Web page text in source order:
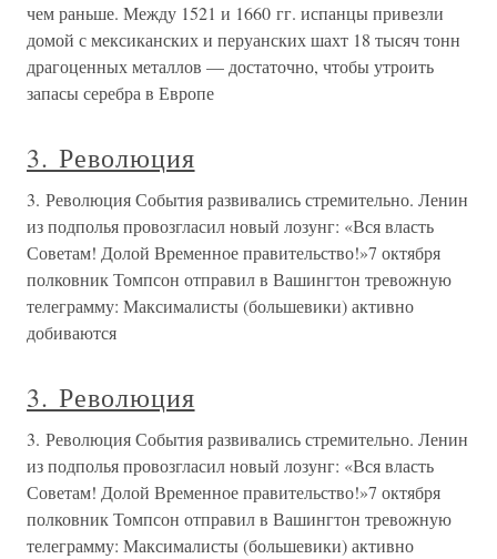
чем раньше. Между 1521 и 1660 гг. испанцы привезли
домой с мексиканских и перуанских шахт 18 тысяч тонн
драгоценных металлов — достаточно, чтобы утроить
запасы серебра в Европе
3. Революция
3. Революция События развивались стремительно. Ленин
из подполья провозгласил новый лозунг: «Вся власть
Советам! Долой Временное правительство!»7 октября
полковник Томпсон отправил в Вашингтон тревожную
телеграмму: Максималисты (большевики) активно
добиваются
3. Революция
3. Революция События развивались стремительно. Ленин
из подполья провозгласил новый лозунг: «Вся власть
Советам! Долой Временное правительство!»7 октября
полковник Томпсон отправил в Вашингтон тревожную
телеграмму: Максималисты (большевики) активно